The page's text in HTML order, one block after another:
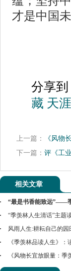
才是中国
分享到
藏 天
上一篇：
《风物
下一篇： 评《工
相关文章
“最是书香能致远”——
“季羡林人生清话”主题
风雨人生:耕耘自己的
《季羡林品读人生》
《风物长宜放眼量：